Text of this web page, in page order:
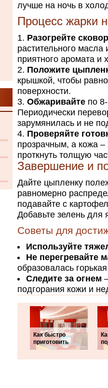
лучше на ночь в
Процесс жарки
Разогрейте
растительного
приятного аромата и
Положите
крышкой, чтобы
поверхности.
Обжаривайте по
Периодически
зарумянилась и не
Проверяйте
прозрачным, а кожа
проткнуть толщую
Завершение и
Дайте цыпленку
равномерно
подавайте с
Добавьте зелень для
Советы для
Используйте
Не перегревайте
образовалась
Следите за огнем
подгорания кожи и
Как быстро
приготовить